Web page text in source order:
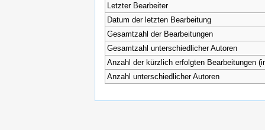
Letzter Bearbeiter
Datum der letzten Bearbeitung
Gesamtzahl der Bearbeitungen
Gesamtzahl unterschiedlicher Autoren
Anzahl der kürzlich erfolgten Bearbeitungen
Anzahl unterschiedlicher Autoren